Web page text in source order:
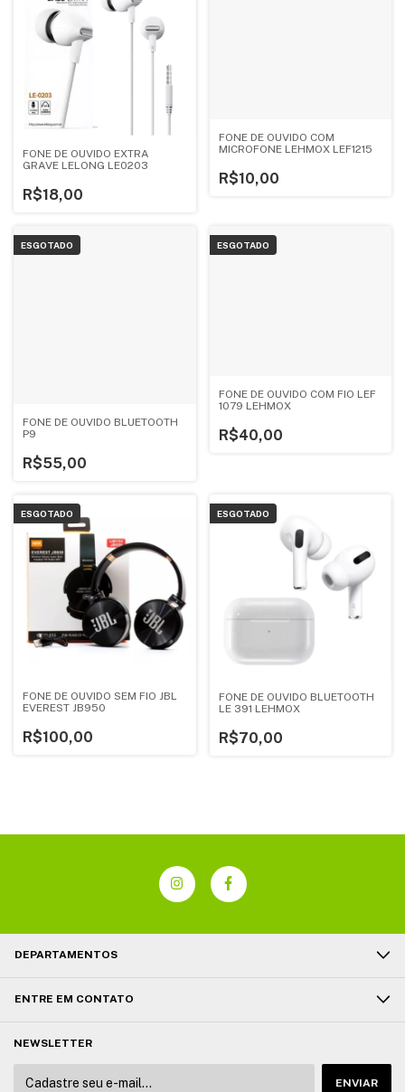
FONE DE OUVIDO EXTRA
GRAVE LELONG LE0203
R$18,00
FONE DE OUVIDO COM
MICROFONE LEHMOX LEF1215
R$10,00
ESGOTADO
FONE DE OUVIDO BLUETOOTH
P9
R$55,00
ESGOTADO
FONE DE OUVIDO COM FIO LEF
1079 LEHMOX
R$40,00
ESGOTADO
FONE DE OUVIDO SEM FIO JBL
EVEREST JB950
R$100,00
ESGOTADO
FONE DE OUVIDO BLUETOOTH
LE 391 LEHMOX
R$70,00
DEPARTAMENTOS
ENTRE EM CONTATO
NEWSLETTER